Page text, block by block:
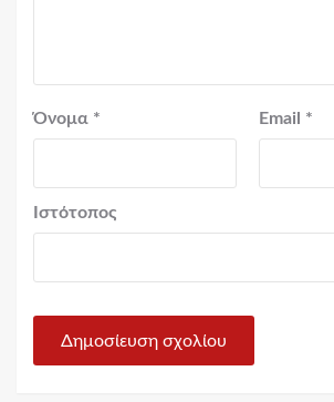
Όνομα * Email *
Ιστότοπος